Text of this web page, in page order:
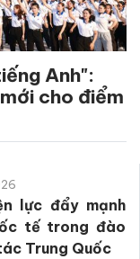
Anh":
cho điểm
lực đẩy mạnh
tế trong đào
Trung Quốc